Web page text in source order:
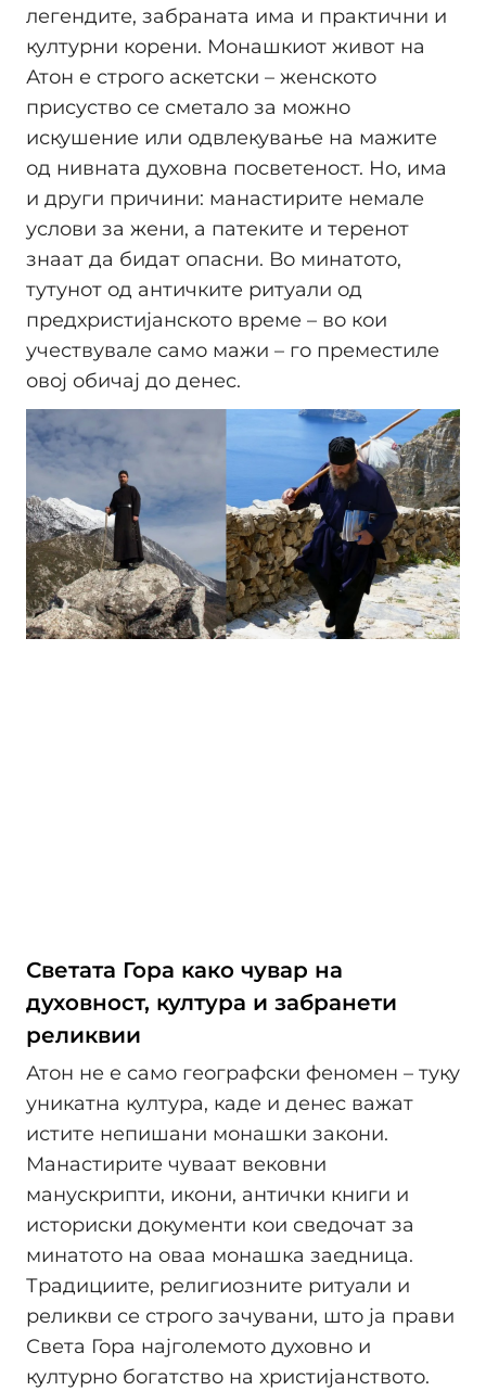
легендите, забраната има и практични и
културни корени. Монашкиот живот на
Атон е строго аскетски – женското
присуство се сметало за можно
искушение или одвлекување на мажите
од нивната духовна посветеност. Но, има
и други причини: манастирите немале
услови за жени, а патеките и теренот
знаат да бидат опасни. Во минатото,
тутунот од античките ритуали од
предхристијанското време – во кои
учествувале само мажи – го преместиле
овој обичај до денес.
Светата Гора како чувар на
духовност, култура и забранети
реликвии
Атон не е само географски феномен – туку
уникатна култура, каде и денес важат
истите непишани монашки закони.
Манастирите чуваат вековни
манускрипти, икони, антички книги и
историски документи кои сведочат за
минатото на оваа монашка заедница.
Традициите, религиозните ритуали и
реликви се строго зачувани, што ја прави
Света Гора најголемото духовно и
културно богатство на христијанството.